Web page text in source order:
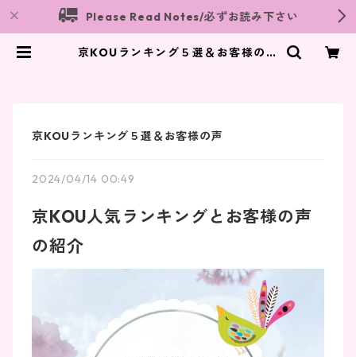
Please Read Notes/必ずお読み下さい
京KOUランキング５選＆お客様の声
京KOUランキング５選＆お客様の声
2024/04/14 00:49
京KOU人気ランキングとお客様の声
の紹介